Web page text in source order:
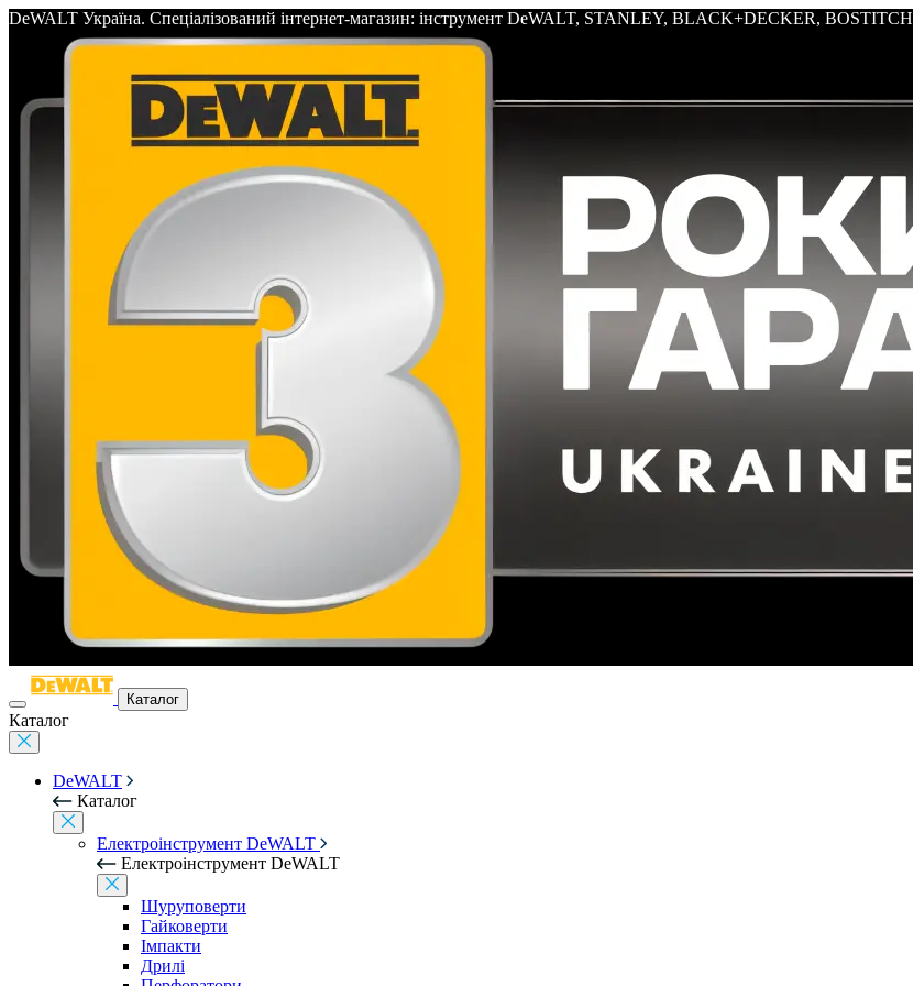
DeWALT Україна. Спеціалізований інтернет-магазин: інструмент DeWALT, STANLEY, BLACK+DECKER, BOSTITCH
Каталог
Каталог
DeWALT
Каталог
Електроінструмент DeWALT
Електроінструмент DeWALT
Шуруповерти
Гайковерти
Імпакти
Дрилі